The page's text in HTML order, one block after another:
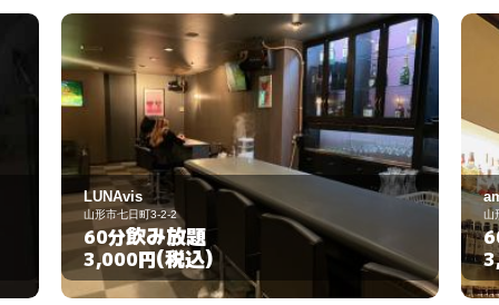
amber
山形市七日町3-3-2
60分 飲み放題
3,000円